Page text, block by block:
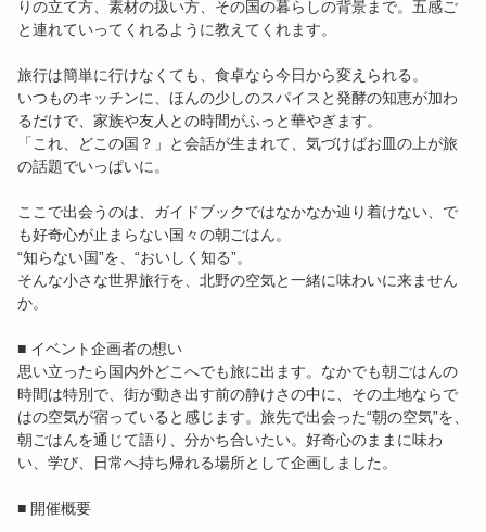
中文（简体字）
ログイン/予約確認
りの立て方、素材の扱い方、その国の暮らしの背景まで。五感ご
と連れていってくれるように教えてくれます。
旅行は簡単に行けなくても、食卓なら今日から変えられる。
いつものキッチンに、ほんの少しのスパイスと発酵の知恵が加わ
るだけで、家族や友人との時間がふっと華やぎます。
「これ、どこの国？」と会話が生まれて、気づけばお皿の上が旅
の話題でいっぱいに。
ここで出会うのは、ガイドブックではなかなか辿り着けない、で
も好奇心が止まらない国々の朝ごはん。
“知らない国”を、“おいしく知る”。
そんな小さな世界旅行を、北野の空気と一緒に味わいに来ません
か。
■ イベント企画者の想い
思い立ったら国内外どこへでも旅に出ます。なかでも朝ごはんの
時間は特別で、街が動き出す前の静けさの中に、その土地ならで
はの空気が宿っていると感じます。旅先で出会った“朝の空気”を、
朝ごはんを通じて語り、分かち合いたい。好奇心のままに味わ
い、学び、日常へ持ち帰れる場所として企画しました。
■ 開催概要